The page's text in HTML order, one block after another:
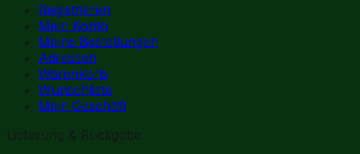
Registrieren
Mein Konto
Meine Bestellungen
Adressen
Warenkorb
Wunschliste
Mein Geschäft
Lieferung & Rückgabe